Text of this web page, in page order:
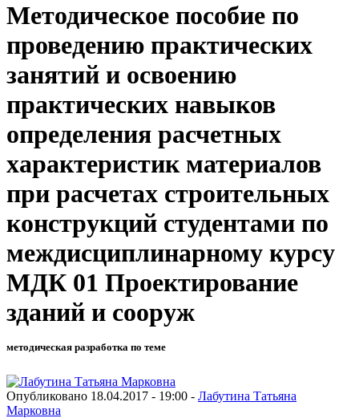
Методическое пособие по
проведению практических
занятий и освоению
практических навыков
определения расчетных
характеристик материалов
при расчетах строительных
конструкций студентами по
междисциплинарному курсу
МДК 01 Проектирование
зданий и сооруж
методическая разработка по теме
Опубликовано 18.04.2017 - 19:00 - Лабутина Татьяна
Марковна